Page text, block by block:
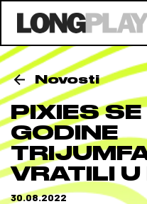
Novosti
PIXIES
GODINE
VRATILI
30.08.2022